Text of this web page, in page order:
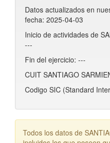
Datos actualizados en
fecha: 2025-04-03
Inicio de actividades de
---
Fin del ejercicio: ---
CUIT SANTIAGO
Codigo SIC (Standard
Todos los datos de